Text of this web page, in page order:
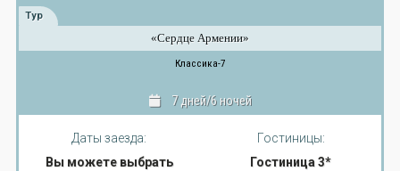
Тур
«Сердце Армении»
Классика-7
7 дней/6 ночей
Даты заезда:
Вы можете выбрать
Гостиницы:
Гостиница 3*